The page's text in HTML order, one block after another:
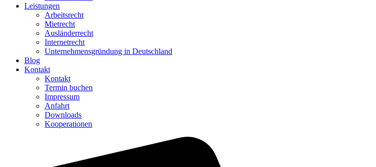
Leistungen
Arbeitsrecht
Mietrecht
Ausländerrecht
Internetrecht
Unternehmensgründung in Deutschland
Blog
Kontakt
Kontakt
Termin buchen
Impressum
Anfahrt
Downloads
Kooperationen